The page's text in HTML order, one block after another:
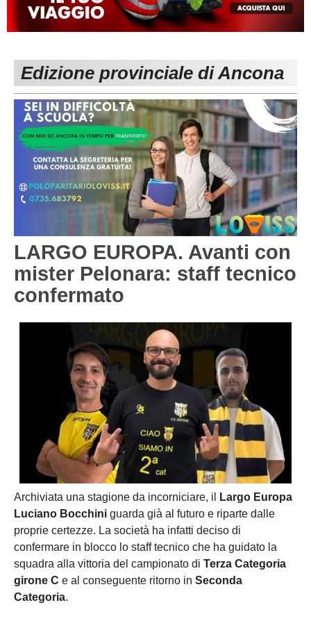
MACERATA
Carica la tua Rosa
ECCELLENZA
1^ CATEGORIA
2^ CATEGORIA
3^ CATEGORIA
GIOVANILI
REGIONALI
Edizione provinciale di Ancona
LARGO EUROPA. Avanti con
mister Pelonara: staff tecnico
confermato
Archiviata una stagione da incorniciare, il
Largo Europa
Luciano Bocchini guarda già al futuro e riparte dalle
proprie certezze. La società ha infatti deciso di
confermare in blocco lo staff tecnico che ha guidato la
squadra alla vittoria del campionato di Terza Categoria
girone C e al conseguente ritorno in Seconda
Categoria.